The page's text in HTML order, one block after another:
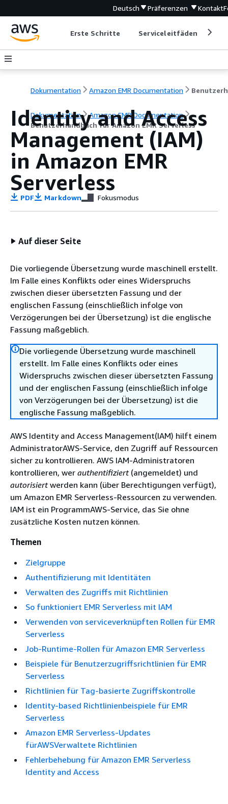
Deutsch Präferenzen Kontakt
Erste Schritte Serviceleitfäden
Dokumentation Amazon EMR Documentation
Dokumentation
Amazon EMR Documentation
Benutzerhandbuch für Amazon EMR Serverless
Identity and Access
Management (IAM)
in Amazon EMR
Serverless
PDF Markdown Fokusmodus
Auf dieser Seite
Die vorliegende Übersetzung wurde maschinell erstellt.
Im Falle eines Konflikts oder eines Widerspruchs
zwischen dieser übersetzten Fassung und der
englischen Fassung (einschließlich infolge von
Verzögerungen bei der Übersetzung) ist die englische
Fassung maßgeblich.
Die vorliegende Übersetzung wurde maschinell
erstellt. Im Falle eines Konflikts oder eines
Widerspruchs zwischen dieser übersetzten Fassung
und der englischen Fassung (einschließlich infolge
von Verzögerungen bei der Übersetzung) ist die
englische Fassung maßgeblich.
AWS Identity and Access Management(IAM) hilft einem
AdministratorAWS-Service, den Zugriff auf Ressourcen
sicher zu kontrollieren. AWS IAM-Administratoren
kontrollieren, wer authentifiziert(angemeldet) und
autorisiertwerden kann (über Berechtigungen verfügt),
um Amazon EMR Serverless-Ressourcen zu verwenden.
IAM ist ein ProgrammAWS-Service, das Sie ohne
zusätzliche Kosten nutzen können.
Themen
Zielgruppe
Authentifizierung mit Identitäten
Verwalten des Zugriffs mit Richtlinien
So funktioniert EMR Serverless mit IAM
Verwenden von serviceverknüpften Rollen für EMR
Serverless
Job-Runtime-Rollen für Amazon EMR Serverless
Beispiele für Benutzerzugriffsrichtlinien für EMR
Serverless
Richtlinien für Tag-basierte Zugriffskontrolle
Identity-based Richtlinienbeispiele für EMR
Serverless
Amazon EMR Serverless-Updates
fürAWSVerwaltete Richtlinien
Fehlerbehebung für Amazon EMR Serverless
Identity and Access